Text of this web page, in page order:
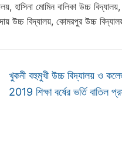
হাসিনা মোমিন বালিকা উচ্চ
উচ্চ বিদ্যালয়, কোমরপুর উচ্চ
খুকনী বহুমুখী উচ্চ বিদ্যালয় ও
2019 শিক্ষা বর্ষের ভর্তি বাতিল